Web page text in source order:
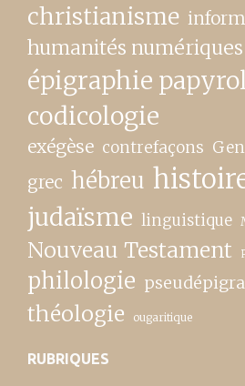
christianisme
humanités numériques
épigraphie
codicologie
exégèse contrefaçons
grec hébreu
judaïsme linguistique
Nouveau Testament
philologie
théologie ougaritique
RUBRIQUES